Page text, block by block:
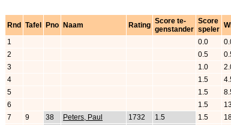
Rnd Tafel Pno Naam Rating Score te-
genstander
Score
speler
1
0.0
2
0.5
3
1.0
4
1.5
5
1.5
6
1.5
7
9 38 Peters, Paul 1732 1.5 1.5